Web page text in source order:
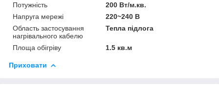
Потужність
200 Вт/м.кв.
Напруга мережі
220~240 В
Область застосування
нагрівального кабелю
Тепла підлога
Площа обігріву 1.5 кв.м
Приховати